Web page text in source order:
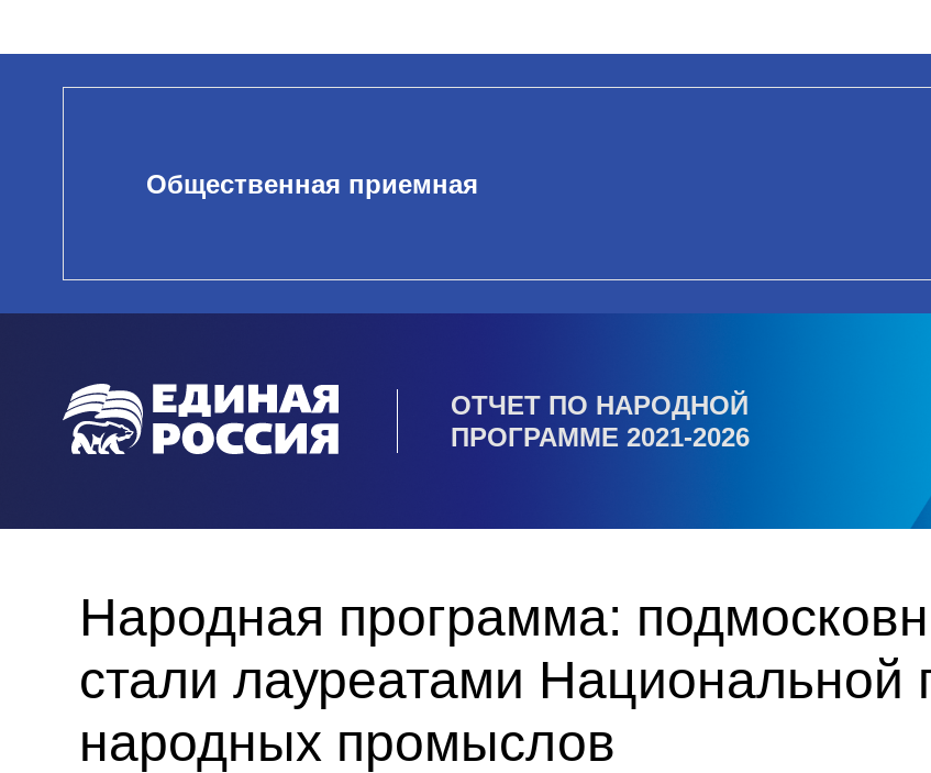
Общественная приемная
ОТЧЕТ ПО НАРОДНОЙ
ПРОГРАММЕ 2021-2026
Народная программа:
стали лауреатами Национальной
народных промыслов